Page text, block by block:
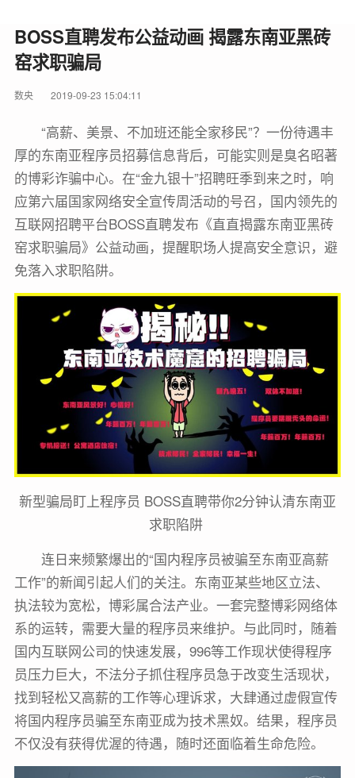
BOSS直聘发布公益动画 揭露东南亚黑砖
窑求职骗局
数央 2019-09-23 15:04:11
“高薪、美景、不加班还能全家移民”？一份待遇丰
厚的东南亚程序员招募信息背后，可能实则是臭名昭著
的博彩诈骗中心。在“金九银十”招聘旺季到来之时，响
应第六届国家网络安全宣传周活动的号召，国内领先的
互联网招聘平台BOSS直聘发布《直直揭露东南亚黑砖
窑求职骗局》公益动画，提醒职场人提高安全意识，避
免落入求职陷阱。
新型骗局盯上程序员 BOSS直聘带你2分钟认清东南亚
求职陷阱
连日来频繁爆出的“国内程序员被骗至东南亚高薪
工作”的新闻引起人们的关注。东南亚某些地区立法、
执法较为宽松，博彩属合法产业。一套完整博彩网络体
系的运转，需要大量的程序员来维护。与此同时，随着
国内互联网公司的快速发展，996等工作现状使得程序
员压力巨大，不法分子抓住程序员急于改变生活现状，
找到轻松又高薪的工作等心理诉求，大肆通过虚假宣传
将国内程序员骗至东南亚成为技术黑奴。结果，程序员
不仅没有获得优渥的待遇，随时还面临着生命危险。